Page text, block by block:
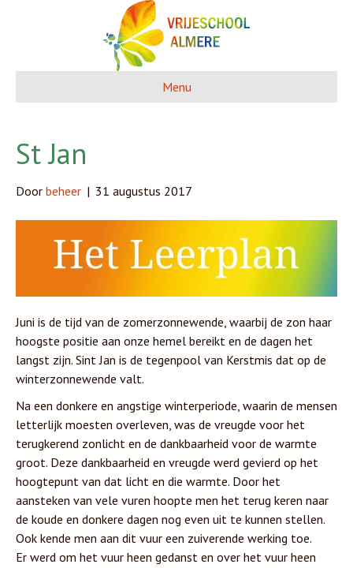
Menu
St Jan
Door beheer | 31 augustus 2017
Juni is de tijd van de zomerzonnewende, waarbij de zon haar
hoogste positie aan onze hemel bereikt en de dagen het
langst zijn. Sint Jan is de tegenpool van Kerstmis dat op de
winterzonnewende valt.
Na een donkere en angstige winterperiode, waarin de mensen
letterlijk moesten overleven, was de vreugde voor het
terugkerend zonlicht en de dankbaarheid voor de warmte
groot. Deze dankbaarheid en vreugde werd gevierd op het
hoogtepunt van dat licht en die warmte. Door het
aansteken van vele vuren hoopte men het terug keren naar
de koude en donkere dagen nog even uit te kunnen stellen.
Ook kende men aan dit vuur een zuiverende werking toe.
Er werd om het vuur heen gedanst en over het vuur heen